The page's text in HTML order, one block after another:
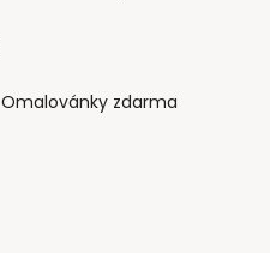
Omalovánky zdarma